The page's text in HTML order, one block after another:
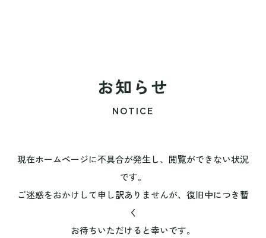
お知らせ
NOTICE
現在ホームページに不具合が発生し、閲覧ができない状況
です。
ご迷惑をおかけして申し訳ありませんが、復旧中につき暫
く
お待ちいただけると幸いです。